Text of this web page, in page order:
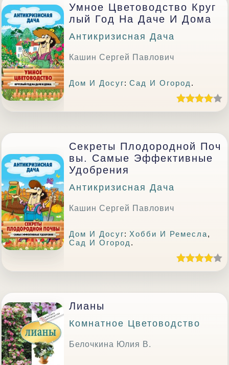
Умное Цветоводство Круг
Лый Год На Даче И Дома
Антикризисная Дача
Кашин Сергей Павлович
Дом И Досуг:Сад И Огород .
Секреты Плодородной Поч
Вы. Самые Эффективные
Удобрения
Антикризисная Дача
Кашин Сергей Павлович
Дом И Досуг: Хобби И Ремесла,
Сад И Огород .
Лианы
Комнатное Цветоводство
Белочкина Юлия В.